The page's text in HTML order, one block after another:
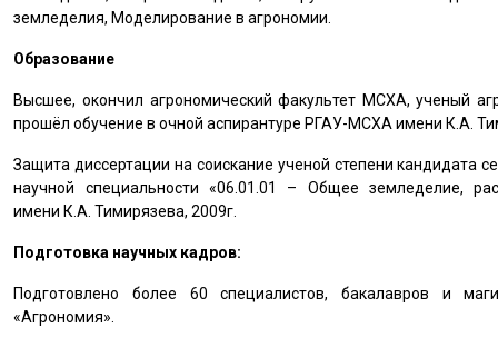
земледелия, Моделирование в агрономии.
Образование
Высшее, окончил агрономический факультет МСХА, ученый
прошёл обучение в очной аспирантуре РГАУ-МСХА имени К.А.
Защита диссертации на соискание ученой степени кандидата
научной специальности «06.01.01 – Общее земледелие,
имени К.А. Тимирязева, 2009г.
Подготовка научных кадров:
Подготовлено более 60 специалистов, бакалавров и
«Агрономия».